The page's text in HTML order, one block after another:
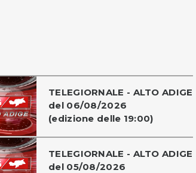
TELEGIORNALE - ALTO ADIGE
del 06/08/2026
(edizione delle 19:00)
TELEGIORNALE - ALTO ADIGE
del 05/08/2026